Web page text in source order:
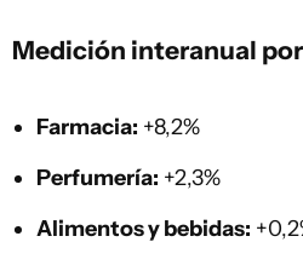
Medición interanual
Farmacia: +8,2%
Perfumería: +2,3%
Alimentos y bebidas: